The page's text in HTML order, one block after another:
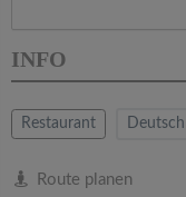
INFO
Restaurant Deutsch
Route planen
a
v